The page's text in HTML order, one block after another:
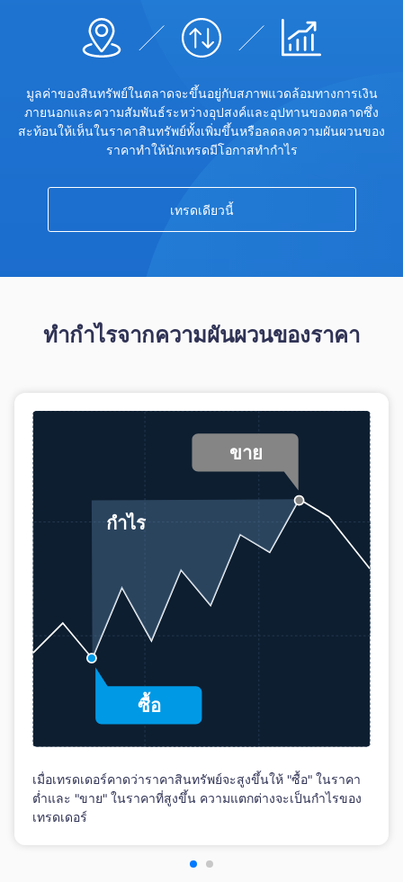
Trader
มูลค่าของสินทรัพย์ในตลาดจะขึ้นอยู่กับสภาพแวดล้อมทางการเงิน
ภายนอกและความสัมพันธ์ระหว่างอุปสงค์และอุปทานของตลาดซึ่ง
สะท้อนให้เห็นในราคาสินทรัพย์ทั้งเพิ่มขึ้นหรือลดลงความผันผวนของ
ราคาทำให้นักเทรดมีโอกาสทำกำไร
เทรดเดียวนี้
ทำกำไรจากความผันผวนของราคา
เมื่อเทรดเดอร์คาดว่าราคาสินทรัพย์จะสูงขึ้นให้ "ซื้อ" ในราคา
ต่ำและ "ขาย" ในราคาที่สูงขึ้น ความแตกต่างจะเป็นกำไรของ
เทรดเดอร์